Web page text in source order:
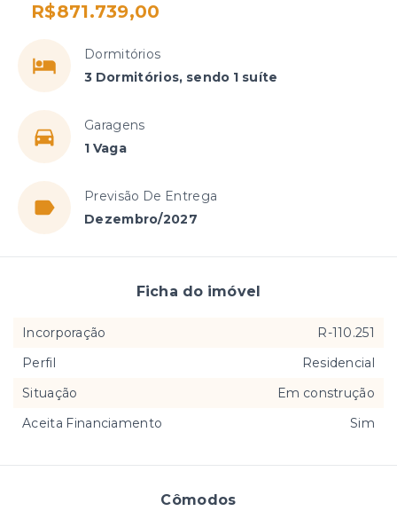
R$871.739,00
Dormitórios
3 Dormitórios, sendo 1 suíte
Garagens
1 Vaga
Previsão De Entrega
Dezembro/2027
Cômodos
Ficha do imóvel
Incorporação
R-110.251
Perfil
Residencial
Situação
Em construção
Aceita Financiamento
Sim